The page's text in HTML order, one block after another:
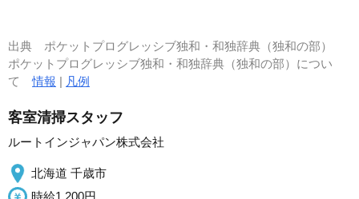
出典 ポケットプログレッシブ独和・和独辞典（独和の部）
ポケットプログレッシブ独和・和独辞典（独和の部）につい
て情報 | 凡例
客室清掃スタッフ
ルートインジャパン株式会社
北海道 千歳市
時給1,200円